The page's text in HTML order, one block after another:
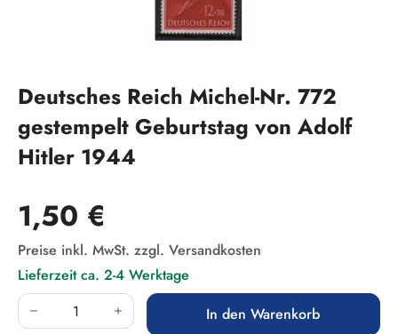
Deutsches Reich Michel-Nr. 772
gestempelt Geburtstag von Adolf
Hitler 1944
Regulärer Preis:
1,50 €
Preise inkl. MwSt. zzgl. Versandkosten
Lieferzeit ca. 2-4 Werktage
Produkt Anzahl: Gib den gewünschten Wert
In den Warenkorb